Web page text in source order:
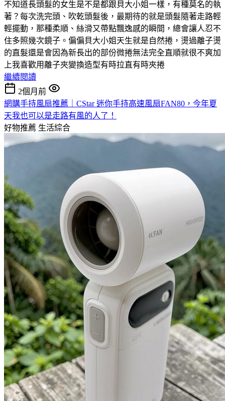
不知道長頭髮的女生是不是都跟貝大小姐一樣，有種莫名的執
著？每次洗完頭、吹乾頭髮後，最期待的就是頭髮隨著走路輕
輕擺動，那種柔順、絲滑又帶點飄逸感的瞬間，總會讓人忍不
住多照幾次鏡子。偏偏貝大小姐天生就是自然捲，燙過離子燙
的直髮還是會因為新長出的部份微捲無法完全直順就很不爽加
上我喜歡用離子夾變換造型有時拉直有時夾捲
繼續閱讀
2個月前
網購手持風扇推薦｜CStar 迷你手持高速風扇FAN80，今年夏
天我也可以是走路有風的人了！
好物推薦 生活綜合